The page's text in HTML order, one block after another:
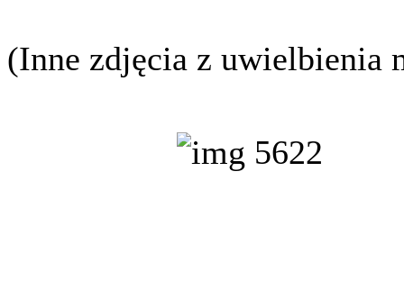
(Inne zdjęcia z uwielbienia